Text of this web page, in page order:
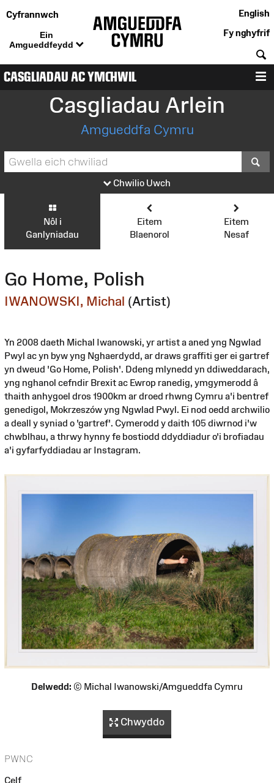
Cyfrannwch
Ein
Amgueddfeydd
English
Fy nghyfrif
CASGLIADAU AC YMCHWIL
Casgliadau Arlein
Amgueddfa Cymru
Chwilio Uwch
Nôl i
Ganlyniadau
Eitem
Blaenorol
Eitem
Nesaf
Go Home, Polish
IWANOWSKI, Michal (Artist)
Yn 2008 daeth Michal Iwanowski, yr artist a aned yng Ngwlad
Pwyl ac yn byw yng Nghaerdydd, ar draws graffiti ger ei gartref
yn dweud 'Go Home, Polish'. Ddeng mlynedd yn ddiweddarach,
yng nghanol cefndir Brexit ac Ewrop ranedig, ymgymerodd â
thaith anhygoel dros 1900km ar droed rhwng Cymru a'i bentref
genedigol, Mokrzeszów yng Ngwlad Pwyl. Ei nod oedd archwilio
a deall y syniad o 'gartref'. Cymerodd y daith 105 diwrnod i'w
chwblhau, a thrwy hynny fe bostiodd ddyddiadur o'i brofiadau
a'i gyfarfyddiadau ar Instagram.
Delwedd: © Michal Iwanowski/Amgueddfa Cymru
Chwyddo
PWNC
Celf